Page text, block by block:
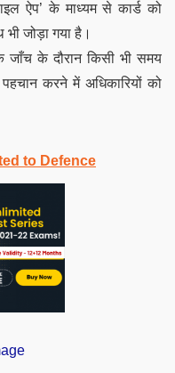
ऐप’ के माध्यम से कार्ड को
जोड़ा गया है।
जाँच के दौरान किसी भी समय
करने में अधिकारियों को
to Defence